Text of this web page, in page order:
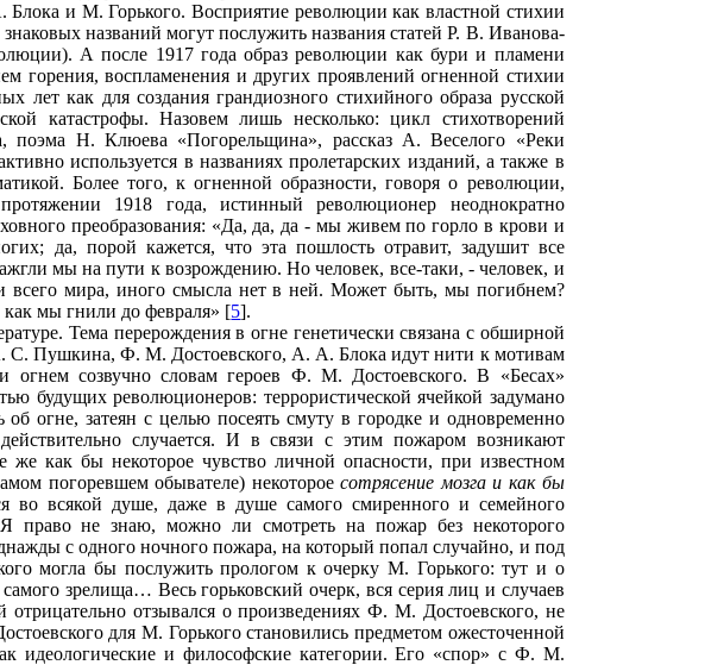
и М. Горького. Восприятие революции как властной стихии
названий могут послужить названия статей Р. В. Иванова-
А после 1917 года образ революции как бури и пламени
горения, воспламенения и других проявлений огненной стихии
лет как для создания грандиозного стихийного образа русской
катастрофы. Назовем лишь несколько: цикл стихотворений
Н. Клюева «Погорельщина», рассказ А. Веселого «Реки
используется в названиях пролетарских изданий, а также в
Более того, к огненной образности, говоря о революции,
1918 года, истинный революционер неоднократно
преобразования: «Да, да, да - мы живем по горло в крови и
да, порой кажется, что эта пошлость отравит, задушит все
мы на пути к возрождению. Но человек, все-таки, - человек, и
всего мира, иного смысла нет в ней. Может быть, мы погибнем?
мы гнили до февраля» [5].
Тема перерождения в огне генетически связана с обширной
С. Пушкина, Ф. М. Достоевского, А. А. Блока идут нити к мотивам
огнем созвучно словам героев Ф. М. Достоевского. В «Бесах»
будущих революционеров: террористической ячейкой задумано
огне, затеян с целью посеять смуту в городке и одновременно
случается. И в связи с этим пожаром возникают
как бы некоторое чувство личной опасности, при известном
погоревшем обывателе) некотороесотрясение мозга и как бы
во всякой душе, даже в душе самого смиренного и семейного
право не знаю, можно ли смотреть на пожар без некоторого
с одного ночного пожара, на который попал случайно, и под
могла бы послужить прологом к очерку М. Горького: тут и о
зрелища… Весь горьковский очерк, вся серия лиц и случаев
отрицательно отзывался о произведениях Ф. М. Достоевского, не
для М. Горького становились предметом ожесточенной
идеологические и философские категории. Его «спор» с Ф. М.